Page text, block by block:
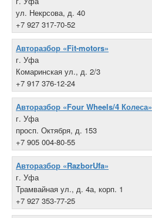
ул. Некрсова, д. 40
+7 927 317-70-52
Авторазбор «Fit-motors»
г. Уфа
Комаринская ул., д. 2/3
+7 917 376-12-24
Авторазбор «Four Wheels/4 Колеса»
г. Уфа
просп. Октября, д. 153
+7 905 004-80-55
Авторазбор «RazborUfa»
г. Уфа
Трамвайная ул., д. 4а, корп. 1
+7 927 353-77-25